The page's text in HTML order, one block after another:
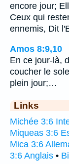
encore jour;
Ceux qui
ennemis, Dit
Amos 8:9,10
En ce jour-là,
coucher le
plein jour;…
Links
Michée 3:6
Miqueas 3:6
Mica 3:6
3:6 Anglais •